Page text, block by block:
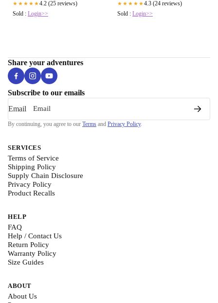
★★★★★4.2 (25 reviews)
Sold : Login>>
★★★★★4.3 (24 reviews)
Sold : Login>>
Share your adventures
Subscribe to our emails
Email
By continuing, you agree to our Terms and Privacy Policy.
SERVICES
Terms of Service
Shipping Policy
Supply Chain Disclosure
Privacy Policy
Product Recalls
HELP
FAQ
Help / Contact Us
Return Policy
Warranty Policy
Size Guides
ABOUT
About Us